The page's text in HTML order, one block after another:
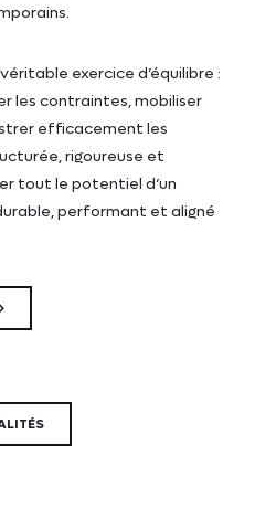
exercice d’équilibre :
les contraintes, mobiliser
efficacement les
rigoureuse et
tout le potentiel d’un
performant et aligné